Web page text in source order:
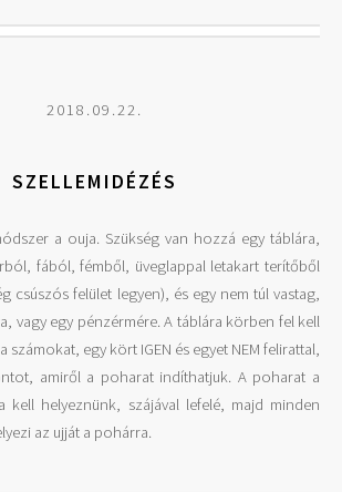
2018.09.22.
SZELLEMIDÉZÉS
a ouja. Szükség van hozzá egy táblára,
fából, fémből, üveglappal letakart terítőből
csúszós felület legyen), és egy nem túl vastag,
vagy egy pénzérmére. A táblára körben fel kell
számokat, egy kört IGEN és egyet NEM felirattal,
amiről a poharat indíthatjuk. A poharat a
kell helyeznünk, szájával lefelé, majd minden
az ujját a pohárra.